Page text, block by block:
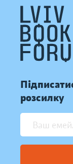
розсилку